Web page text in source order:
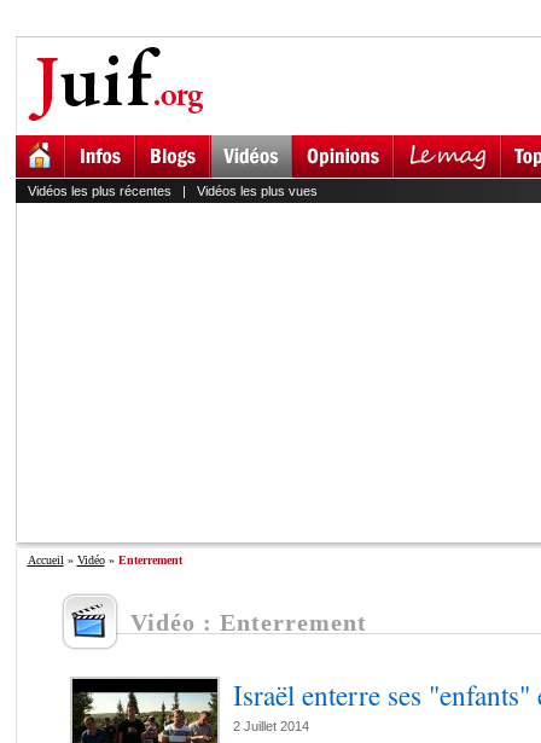
Vidéos les plus récentes | Vidéos les plus vues
Accueil » Vidéo» Enterrement
Vidéo : Enterrement
Israël enterre ses "enfants"
2 Juillet 2014